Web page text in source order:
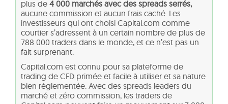
plus de 4 000 marchés avec des spreads serrés,
aucune commission et aucun frais caché. Les
investisseurs qui ont choisi Capital.com comme
courtier s’adressent à un certain nombre de plus de
788 000 traders dans le monde, et ce n’est pas un
fait surprenant.
Capital.com est connu pour sa plateforme de
trading de CFD primée et facile à utiliser et sa nature
bien réglementée. Avec des spreads leaders du
marché et zéro commission, les traders de